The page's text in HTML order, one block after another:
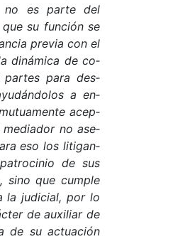
no es par­te del
su fun­ción se
pre­via con el
di­ná­mi­ca de co­
par­tes pa­ra des­
a en­
acep­
me­dia­dor no ase­
eso los li­ti­gan­
de sus
sino que cum­ple
la ju­di­cia­l, por lo
de au­xi­liar de
de su ac­tua­ción